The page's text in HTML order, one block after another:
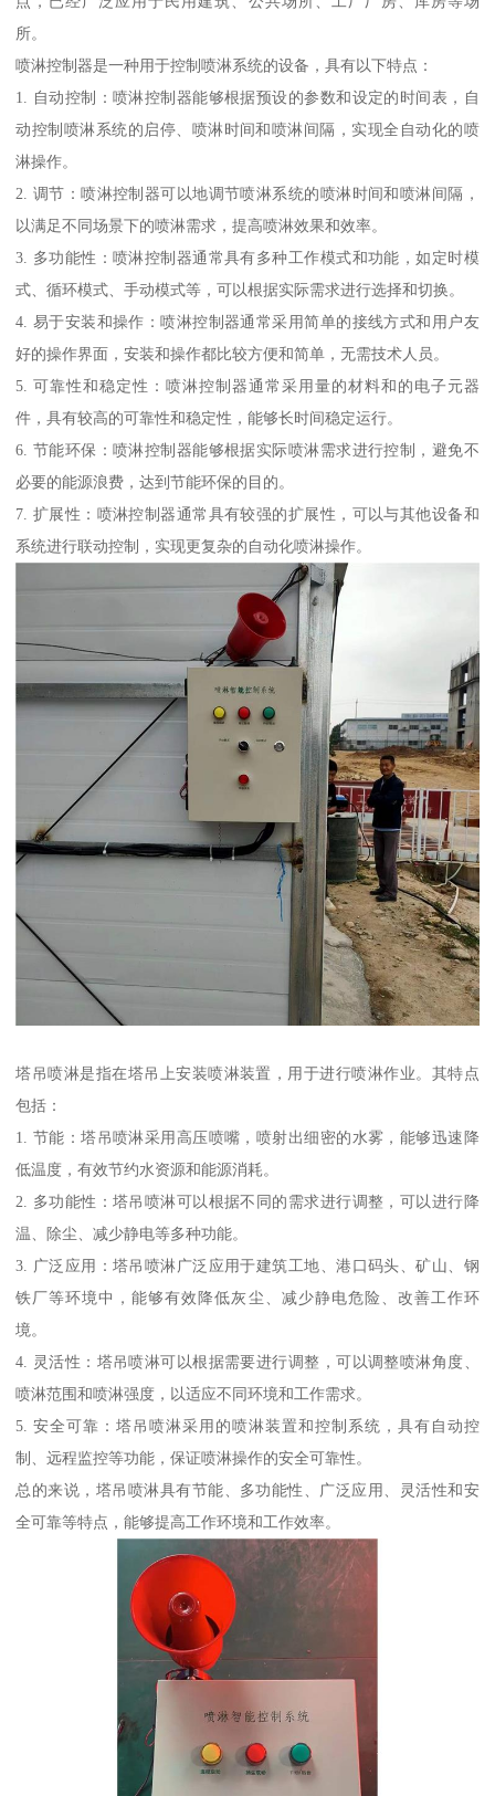
所。
喷淋控制器是一种用于控制喷淋系统的设备，具有以下特点：
1. 自动控制：喷淋控制器能够根据预设的参数和设定的时间表，自
动控制喷淋系统的启停、喷淋时间和喷淋间隔，实现全自动化的喷
淋操作。
2. 调节：喷淋控制器可以地调节喷淋系统的喷淋时间和喷淋间隔，
以满足不同场景下的喷淋需求，提高喷淋效果和效率。
3. 多功能性：喷淋控制器通常具有多种工作模式和功能，如定时模
式、循环模式、手动模式等，可以根据实际需求进行选择和切换。
4. 易于安装和操作：喷淋控制器通常采用简单的接线方式和用户友
好的操作界面，安装和操作都比较方便和简单，无需技术人员。
5. 可靠性和稳定性：喷淋控制器通常采用量的材料和的电子元器
件，具有较高的可靠性和稳定性，能够长时间稳定运行。
6. 节能环保：喷淋控制器能够根据实际喷淋需求进行控制，避免不
必要的能源浪费，达到节能环保的目的。
7. 扩展性：喷淋控制器通常具有较强的扩展性，可以与其他设备和
系统进行联动控制，实现更复杂的自动化喷淋操作。
塔吊喷淋是指在塔吊上安装喷淋装置，用于进行喷淋作业。其特点
包括：
1. 节能：塔吊喷淋采用高压喷嘴，喷射出细密的水雾，能够迅速降
低温度，有效节约水资源和能源消耗。
2. 多功能性：塔吊喷淋可以根据不同的需求进行调整，可以进行降
温、除尘、减少静电等多种功能。
3. 广泛应用：塔吊喷淋广泛应用于建筑工地、港口码头、矿山、钢
铁厂等环境中，能够有效降低灰尘、减少静电危险、改善工作环
境。
4. 灵活性：塔吊喷淋可以根据需要进行调整，可以调整喷淋角度、
喷淋范围和喷淋强度，以适应不同环境和工作需求。
5. 安全可靠：塔吊喷淋采用的喷淋装置和控制系统，具有自动控
制、远程监控等功能，保证喷淋操作的安全可靠性。
总的来说，塔吊喷淋具有节能、多功能性、广泛应用、灵活性和安
全可靠等特点，能够提高工作环境和工作效率。